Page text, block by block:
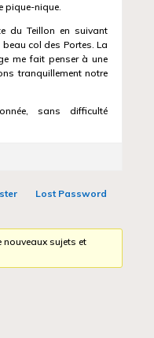
pique-nique.
du Teillon en suivant
col des Portes. La
me fait penser à une
tranquillement notre
sans difficulté
Lost Password
nouveaux sujets et